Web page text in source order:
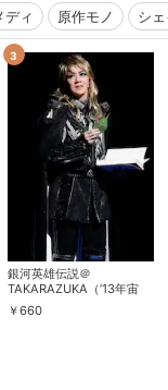
ディ 原作モノ シ
3
銀河英雄伝説＠
TAKARAZUKA（’13年宙
組・博多座・千秋楽）
￥660